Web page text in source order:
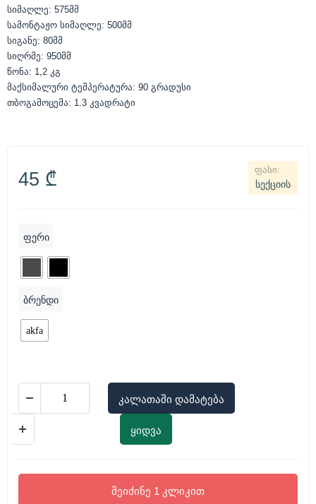
სიმაღლე: 575მმ
სამონტაჟო სიმაღლე: 500მმ
სიგანე: 80მმ
სიღრმე: 950მმ
წონა: 1,2 კგ
მაქსიმალური ტემპერატურა: 90 გრადუსი
თბოგამოცემა: 1.3 კვადრატი
45 ₾ სექციის
ფერი
ბრენდი
akfa
კალათაში დამატება
ყიდვა
შეიძინე 1 კლიკით